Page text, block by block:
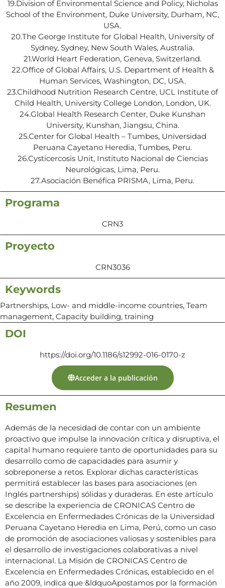
19.Division of Environmental Science and Policy, Nicholas
School of the Environment, Duke University, Durham, NC,
USA.
20.The George Institute for Global Health, University of
Sydney, Sydney, New South Wales, Australia.
21.World Heart Federation, Geneva, Switzerland.
22.Office of Global Affairs, U.S. Department of Health &
Human Services, Washington, DC, USA.
23.Childhood Nutrition Research Centre, UCL Institute of
Child Health, University College London, London, UK.
24.Global Health Research Center, Duke Kunshan
University, Kunshan, Jiangsu, China.
25.Center for Global Health – Tumbes, Universidad
Peruana Cayetano Heredia, Tumbes, Peru.
26.Cysticercosis Unit, Instituto Nacional de Ciencias
Neurológicas, Lima, Peru.
27.Asociación Benéfica PRISMA, Lima, Peru.
Programa
CRN3
Proyecto
CRN3036
Keywords
Partnerships, Low- and middle-income countries, Team
management, Capacity building, training
DOI
https://doi.org/10.1186/s12992-016-0170-z
Acceder a la publicación
Resumen
Además de la necesidad de contar con un ambiente
proactivo que impulse la innovación crítica y disruptiva, el
capital humano requiere tanto de oportunidades para su
desarrollo como de capacidades para asumir y
sobreponerse a retos. Explorar dichas características
permitirá establecer las bases para asociaciones (en
Inglés partnerships) sólidas y duraderas. En este artículo
se describe la experiencia de CRONICAS Centro de
Excelencia en Enfermedades Crónicas de la Universidad
Peruana Cayetano Heredia en Lima, Perú, como un caso
de promoción de asociaciones valiosas y sostenibles para
el desarrollo de investigaciones colaborativas a nivel
internacional. La Misión de CRONICAS Centro de
Excelencia en Enfermedades Crónicas, establecido en el
año 2009, indica que &ldquoApostamos por la formación